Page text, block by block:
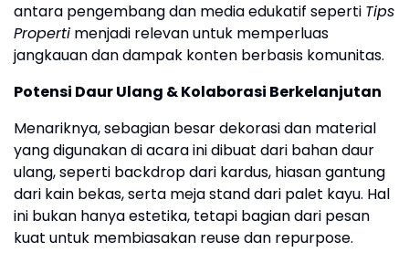
antara pengembang dan media edukatif seperti Tips
Properti menjadi relevan untuk memperluas
jangkauan dan dampak konten berbasis komunitas.
Potensi Daur Ulang & Kolaborasi Berkelanjutan
Menariknya, sebagian besar dekorasi dan material
yang digunakan di acara ini dibuat dari bahan daur
ulang, seperti backdrop dari kardus, hiasan gantung
dari kain bekas, serta meja stand dari palet kayu. Hal
ini bukan hanya estetika, tetapi bagian dari pesan
kuat untuk membiasakan reuse dan repurpose.